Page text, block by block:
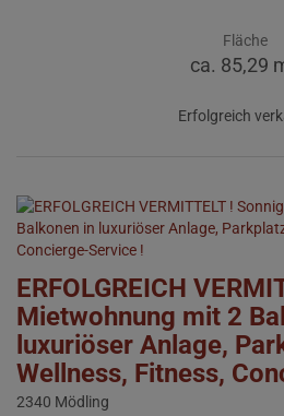
Fläche
ca. 85,29
Erfolgreich
ERFOLGREICH
Mietwohnung mit 2
luxuriöser Anlage,
Wellness, Fitness,
2340 Mödling